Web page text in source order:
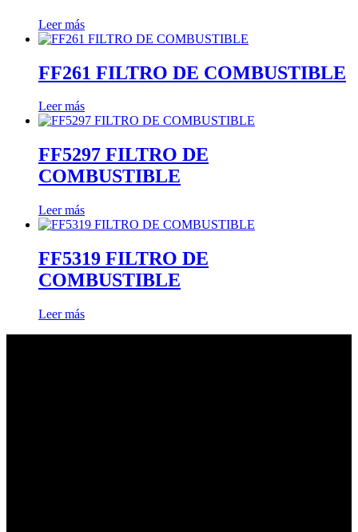
Leer más
FF261 FILTRO DE COMBUSTIBLE
Leer más
FF5297 FILTRO DE
COMBUSTIBLE
Leer más
FF5319 FILTRO DE
COMBUSTIBLE
Leer más